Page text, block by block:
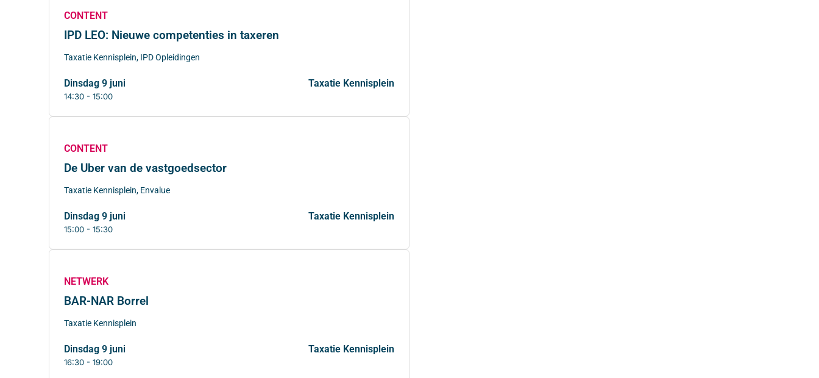
CONTENT
IPD LEO: Nieuwe competenties in taxeren
Taxatie Kennisplein, IPD Opleidingen
dinsdag 9 juni
14:30 - 15:00
Taxatie Kennisplein
CONTENT
De Uber van de vastgoedsector
Taxatie Kennisplein, Envalue
dinsdag 9 juni
15:00 - 15:30
Taxatie Kennisplein
NETWERK
BAR-NAR Borrel
Taxatie Kennisplein
dinsdag 9 juni
16:30 - 19:00
Taxatie Kennisplein